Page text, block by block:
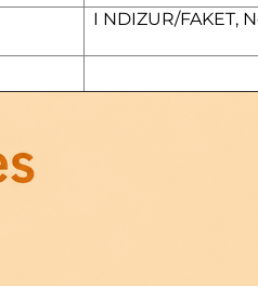
I NDIZUR/FAKET,